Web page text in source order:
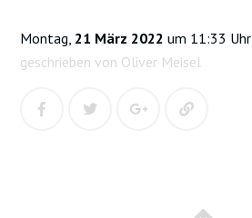
Montag, 21 März 2022 um 11:33 Uhr
geschrieben von Oliver Meisel